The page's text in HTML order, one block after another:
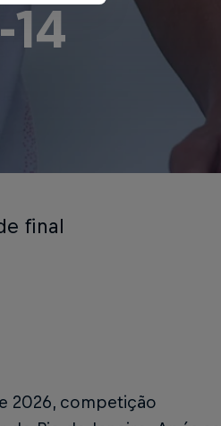
final
2026, competição